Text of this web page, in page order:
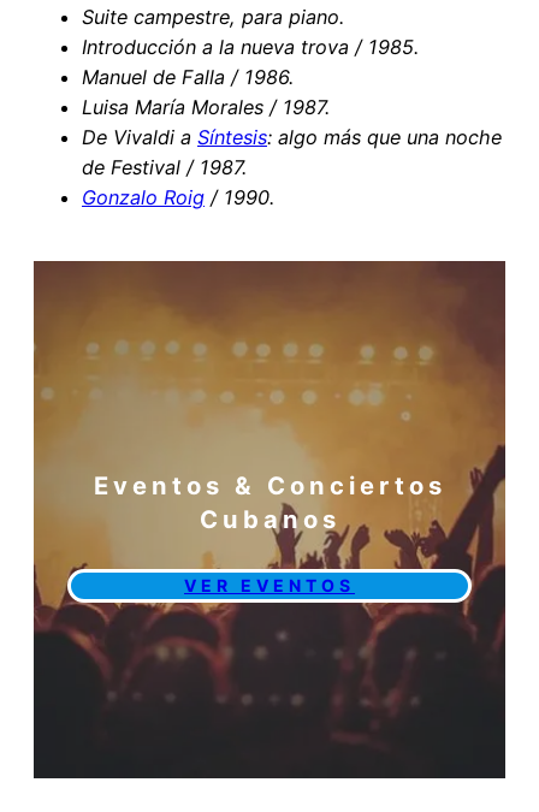
Suite campestre, para piano.
Introducción a la nueva trova / 1985.
Manuel de Falla / 1986.
Luisa María Morales / 1987.
De Vivaldi a Síntesis: algo más que una noche
de Festival / 1987.
Gonzalo Roig / 1990.
Eventos & Conciertos
Cubanos
VER EVENTOS